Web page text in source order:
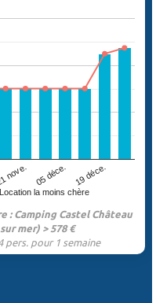
Location la moins chère
nove. 05 déce. 19 déce.
: Camping Castel Château
mer) > 578 €
pers. pour 1 semaine